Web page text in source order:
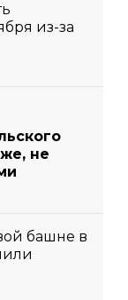
из-за
не
башне в